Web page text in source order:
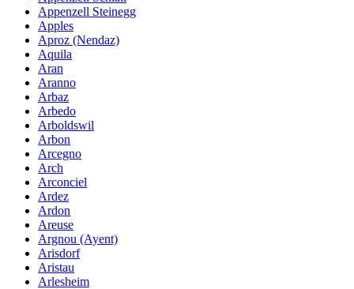
Appenzell Steinegg
Apples
Aproz (Nendaz)
Aquila
Aran
Aranno
Arbaz
Arbedo
Arboldswil
Arbon
Arcegno
Arch
Arconciel
Ardez
Ardon
Areuse
Argnou (Ayent)
Arisdorf
Aristau
Arlesheim